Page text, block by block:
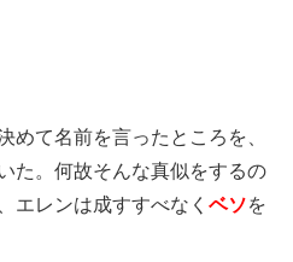
めて名前を言ったところを、
た。何故そんな真似をするの
エレンは成すすべなく ベソを